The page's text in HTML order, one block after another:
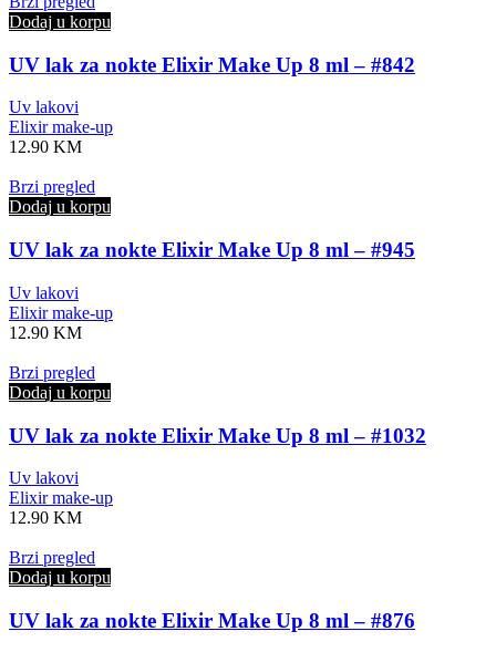
Dodaj u korpu
UV lak za nokte Elixir Make Up 8 ml – #842
Uv lakovi
Elixir make-up
12.90 KM
Brzi pregled
Dodaj u korpu
UV lak za nokte Elixir Make Up 8 ml – #945
Uv lakovi
Elixir make-up
12.90 KM
Brzi pregled
Dodaj u korpu
UV lak za nokte Elixir Make Up 8 ml – #1032
Uv lakovi
Elixir make-up
12.90 KM
Brzi pregled
Dodaj u korpu
UV lak za nokte Elixir Make Up 8 ml – #876